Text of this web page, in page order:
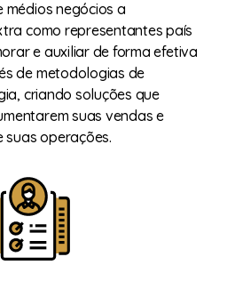
médios negócios a
como representantes país
e auxiliar de forma efetiva
de metodologias de
criando soluções que
suas vendas e
suas operações.